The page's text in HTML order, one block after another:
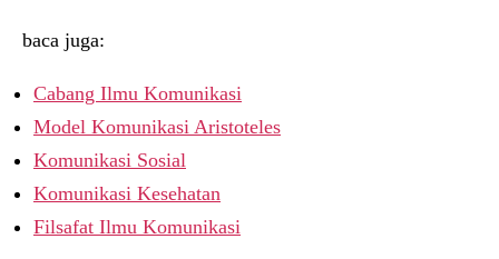
baca juga:
Cabang Ilmu Komunikasi
Model Komunikasi Aristoteles
Komunikasi Sosial
Komunikasi Kesehatan
Filsafat Ilmu Komunikasi